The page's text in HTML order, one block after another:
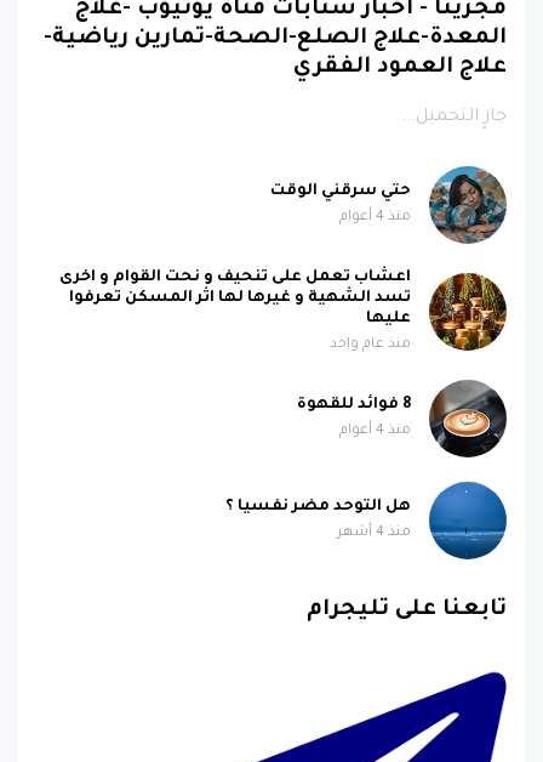
مجزيتا - اخبار سنابات قناة يوتيوب -علاج
المعدة-علاج الصلع-الصحة-تمارين رياضية-
علاج العمود الفقري
جارٍ التحميل...
حتي سرقني الوقت
منذ 4 أعوام
اعشاب تعمل على تنحيف و نحت القوام و اخرى
تسد الشهية و غيرها لها اثر المسكن تعرفوا
عليها
منذ عام واحد
8 فوائد للقهوة
منذ 4 أعوام
هل التوحد مضر نفسيا ؟
منذ 4 أشهر
تابعنا على تليجرام